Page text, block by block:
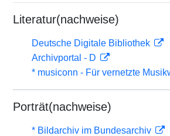
Literatur(nachweise)
Deutsche Digitale Bibliothek
Archivportal - D
* musiconn - Für vernetzte
Porträt(nachweise)
* Bildarchiv im Bundesarchiv